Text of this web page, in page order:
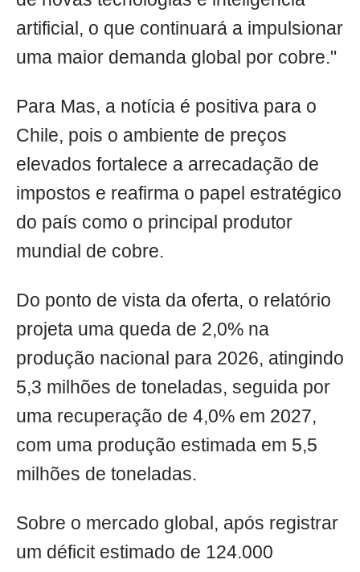
artificial, o que continuará a impulsionar
uma maior demanda global por cobre."
Para Mas, a notícia é positiva para o
Chile, pois o ambiente de preços
elevados fortalece a arrecadação de
impostos e reafirma o papel estratégico
do país como o principal produtor
mundial de cobre.
Do ponto de vista da oferta, o relatório
projeta uma queda de 2,0% na
produção nacional para 2026, atingindo
5,3 milhões de toneladas, seguida por
uma recuperação de 4,0% em 2027,
com uma produção estimada em 5,5
milhões de toneladas.
Sobre o mercado global, após registrar
um déficit estimado de 124.000